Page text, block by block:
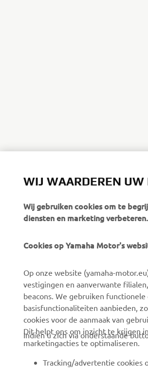
CORPORATE
Over ons
Nieuws
Evenementen
Werken bij Yamaha
Dealer worden
eBike-
WIJ WAARDEREN UW
Wij gebruiken cookies om te
diensten en marketing verbeteren.
Cookies op Yamaha Motor's
Op onze website (yamaha-
vestigingen en aanverwante
beacons. We gebruiken
basisfunctionaliteiten aanbieden,
cookies voor de aanmaak van
Dit helpt ons om inzicht te krijgen
marketingacties te optimaliseren.
Indien u zich via onderstaande
Tracking/advertentie cookies